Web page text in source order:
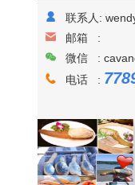
联系人:
邮箱 :
微信 :
电话 :